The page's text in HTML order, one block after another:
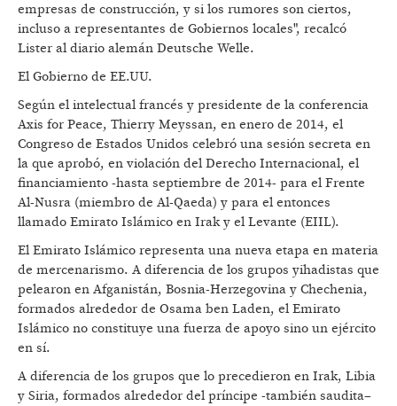
empresas de construcción, y si los rumores son ciertos,
incluso a representantes de Gobiernos locales", recalcó
Lister al diario alemán Deutsche Welle.
El Gobierno de EE.UU.
Según el intelectual francés y presidente de la conferencia
Axis for Peace, Thierry Meyssan, en enero de 2014, el
Congreso de Estados Unidos celebró una sesión secreta en
la que aprobó, en violación del Derecho Internacional, el
financiamiento -hasta septiembre de 2014- para el Frente
Al-Nusra (miembro de Al-Qaeda) y para el entonces
llamado Emirato Islámico en Irak y el Levante (EIIL).
El Emirato Islámico representa una nueva etapa en materia
de mercenarismo. A diferencia de los grupos yihadistas que
pelearon en Afganistán, Bosnia-Herzegovina y Chechenia,
formados alrededor de Osama ben Laden, el Emirato
Islámico no constituye una fuerza de apoyo sino un ejército
en sí.
A diferencia de los grupos que lo precedieron en Irak, Libia
y Siria, formados alrededor del príncipe -también saudita–